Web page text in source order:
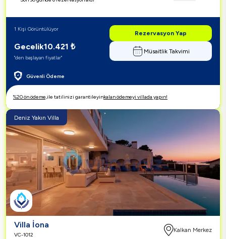
Güvenli Ödeme
Gecelik10.421 ₺
"den başlayan fiyatlar"
1 Kişi Görüntülüyor
Rezervasyon Yap
Müsaitlik Takvimi
%20 ön ödeme,ile tatilinizi garantileyinkalan ödemeyi villada yapın!
Deniz Yakın Villa
Villa İona
VC-1012
Kalkan Merkez